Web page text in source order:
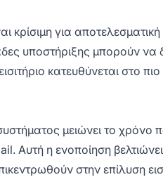
για
υποστήριξης μπορούν να
κατευθύνεται στο
μειώνει το χρόνο
Αυτή η ενοποίηση
στην επίλυση